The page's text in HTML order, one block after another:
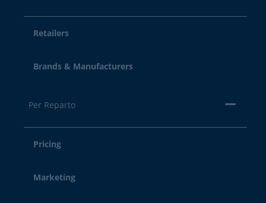
Retailers
Brands & Manufacturers
Per Reparto
Pricing
Marketing